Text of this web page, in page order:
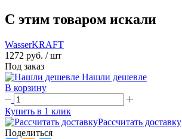
C этим товаром искали
WasserKRAFT
1272 руб. / шт
Под заказ
Нашли дешевле
В корзину
Купить в 1 клик
Рассчитать доставку
Поделиться